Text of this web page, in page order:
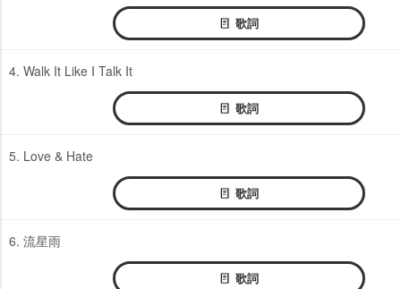
歌詞
4. Walk It Like I Talk It
歌詞
5. Love & Hate
歌詞
6. 流星雨
歌詞